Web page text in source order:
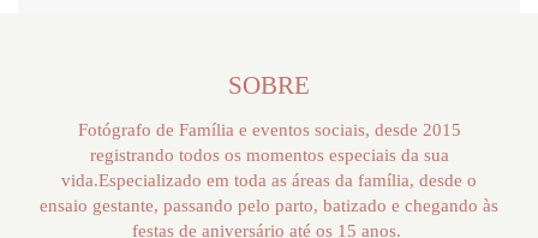
SOBRE
Fotógrafo de Família e eventos sociais, desde 2015
registrando todos os momentos especiais da sua
vida.Especializado em toda as áreas da família, desde o
ensaio gestante, passando pelo parto, batizado e chegando às
festas de aniversário até os 15 anos.